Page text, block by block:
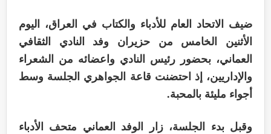
ضيف الاتحاد العام للأدباء والكتاب في العراق، اليوم
الأثنين الخامس من حزيران وفد النادي الثقافي
العماني، بحضور رئيس النادي واعضائه من الشعراء
والإداريين، إذ احتضنت قاعة الجواهري الجلسة وسط
أجواء مليئة بالمحبة.
وقبل بدء الجلسة، زار الوفد العماني متحف الأدباء